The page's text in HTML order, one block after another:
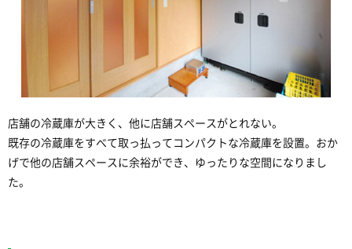
店舗の冷蔵庫が大きく、他に店舗スペースがとれない。
既存の冷蔵庫をすべて取っ払ってコンパクトな冷蔵庫を設置。おか
げで他の店舗スペースに余裕ができ、ゆったりな空間になりまし
た。